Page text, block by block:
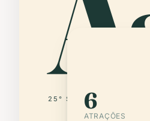
25° S · 57° W
6
ATRAÇÕES